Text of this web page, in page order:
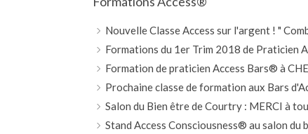
Nouvelle Classe Access sur l'argent ! "
Formations du 1er Trim 2018 de Praticien
Formation de praticien Access Bars® à
Prochaine classe de formation aux Bars
Salon du Bien être de Courtry : MERCI à
Stand Access Consciousness® au salon